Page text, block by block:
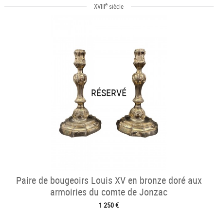
XVIIIe siècle
RÉSERVÉ
Paire de bougeoirs Louis XV en bronze doré aux
armoiries du comte de Jonzac
1 250 €